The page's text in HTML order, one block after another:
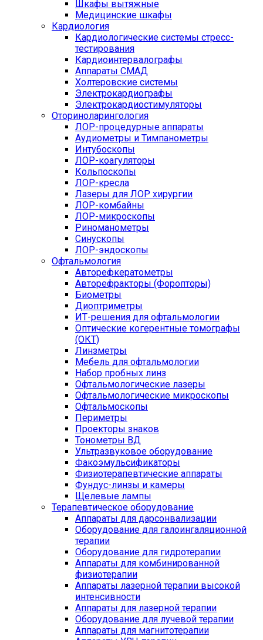
Шкафы вытяжные
Медицинские шкафы
Кардиология
Кардиологические системы стресс-
тестирования
Кардиоинтервалографы
Аппараты СМАД
Холтеровские системы
Электрокардиографы
Электрокардиостимуляторы
Оториноларингология
ЛОР-процедурные аппараты
Аудиометры и Тимпанометры
Интубоскопы
ЛОР-коагуляторы
Кольпоскопы
ЛОР-кресла
Лазеры для ЛОР хирургии
ЛОР-комбайны
ЛОР-микроскопы
Риноманометры
Синускопы
ЛОР-эндоскопы
Офтальмология
Авторефкератометры
Авторефракторы (Форопторы)
Биометры
Диоптриметры
ИТ-решения для офтальмологии
Оптические когерентные томографы
(ОКТ)
Линзметры
Мебель для офтальмологии
Набор пробных линз
Офтальмологические лазеры
Офтальмологические микроскопы
Офтальмоскопы
Периметры
Проекторы знаков
Тонометры ВД
Ультразвуковое оборудование
Факоэмульсификаторы
Физиотерапевтические аппараты
Фундус-линзы и камеры
Щелевые лампы
Терапевтическое оборудование
Аппараты для дарсонвализации
Оборудование для галоингаляционной
терапии
Оборудование для гидротерапии
Аппараты для комбинированной
физиотерапии
Аппараты лазерной терапии высокой
интенсивности
Аппараты для лазерной терапии
Оборудование для лучевой терапии
Аппараты для магнитотерапии